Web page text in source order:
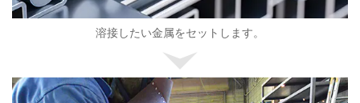
溶接したい金属をセットします。